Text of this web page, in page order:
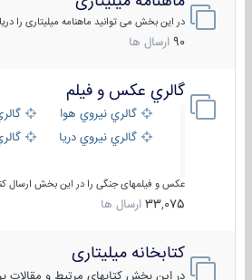
در این بخش می توانید ماهنامه میلیتاری را
90 ارسال ها
گالري عكس و فيلم
گالري نيروي هوايي
گالري
گالري نيروي دريايي
گالري
عکس و فیلمهای جنگی را در این بخش ارسال
33,075 ارسال ها
کتابخانه میلیتاری
در این بخش کتابهای مرتبط و مقالات